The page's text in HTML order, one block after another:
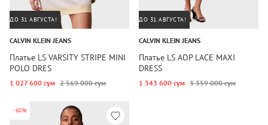
ДО 31 АВГУСТА!
CALVIN KLEIN JEANS
Платье LS VARSITY STRIPE MINI
POLO DRES
1 027 600 сум 2 569 000 сум
ДО 31 АВГУСТА!
CALVIN KLEIN JEANS
Платье LS AOP LACE MAXI
DRESS
1 343 600 сум 3 359 000 сум
-60%